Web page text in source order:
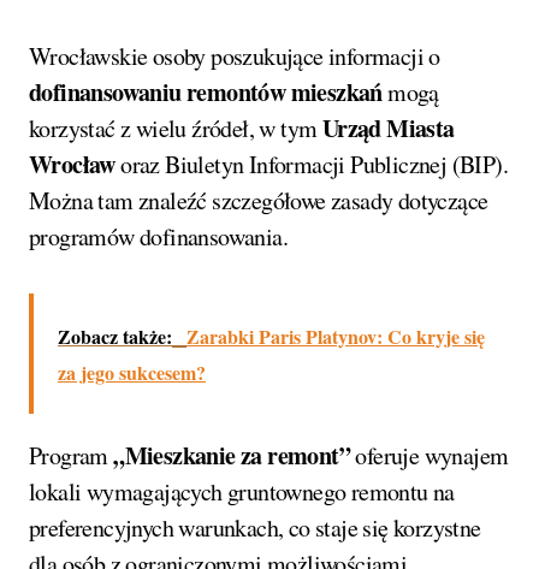
Wrocławskie osoby poszukujące informacji o
dofinansowaniu remontów mieszkańmogą
korzystać z wielu źródeł, w tymUrząd Miasta
Wrocławoraz Biuletyn Informacji Publicznej (BIP).
Można tam znaleźć szczegółowe zasady dotyczące
programów dofinansowania.
Zobacz także:
Zarabki Paris Platynov: Co kryje się
za jego sukcesem?
Program„Mieszkanie za remont”oferuje wynajem
lokali wymagających gruntownego remontu na
preferencyjnych warunkach, co staje się korzystne